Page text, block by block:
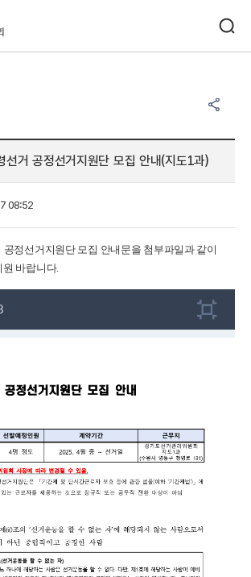
선거 공정선거지원단 모집 안내(지도1과)
08:52
공정선거지원단 모집 안내문을 첨부파일과 같이
원 바랍니다.